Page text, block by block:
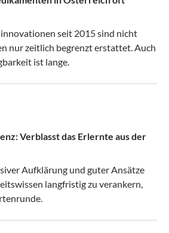
seit 2015 sind nicht
nur zeitlich begrenzt erstattet. Auch
ist lange.
Verblasst das Erlernte aus der
Aufklärung und guter Ansätze
langfristig zu verankern,